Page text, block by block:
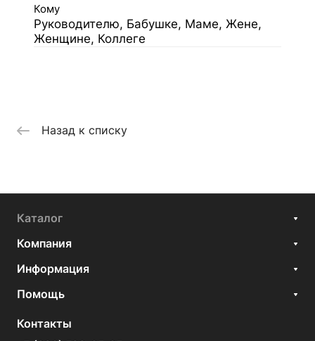
Кому
Руководителю, Бабушке, Маме, Жене,
Женщине, Коллеге
Назад к списку
Каталог
Компания
Информация
Помощь
Контакты